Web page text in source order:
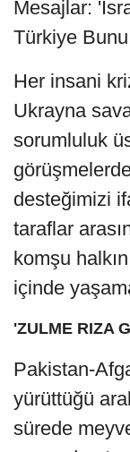
Her insani
Ukrayna
sorumluluk
desteğimizi
taraflar
komşu
içinde
'ZULME RIZA
Pakistan-
yürüttüğü
sürede